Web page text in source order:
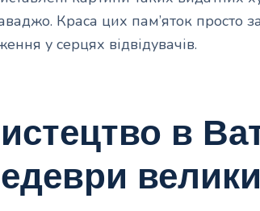
Краса цих пам’яток просто
у серцях відвідувачів.
в